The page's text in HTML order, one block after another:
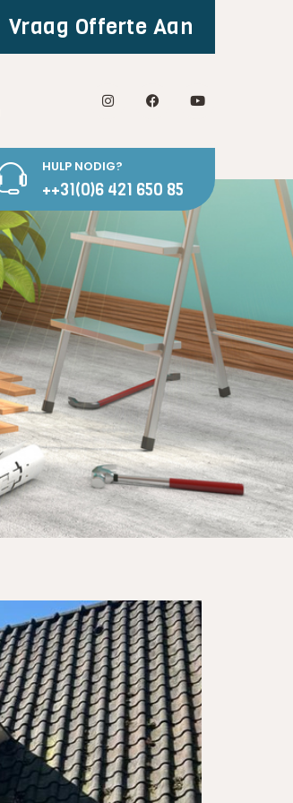
Vraag Offerte Aan
HULP NODIG?
++31(0)6 421 650 85